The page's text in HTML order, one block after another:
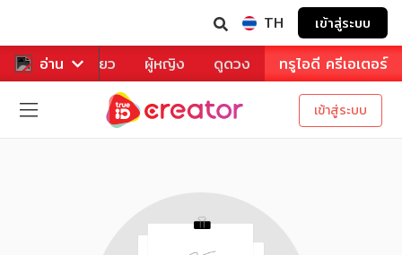
TH เข้าสู่ระบบ
อ่าน
หาร ท่องเที่ยว ผู้หญิง ดูดวง ทรูไอดี ครีเอเตอร์
เข้าสู่ระบบ